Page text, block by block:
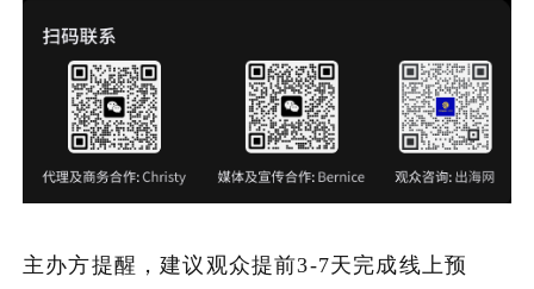
主办方提醒，建议观众提前3-7天完成线上预